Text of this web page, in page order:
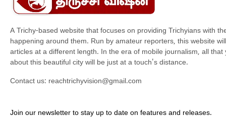
A Trichy-based website that focuses on providing Trichyians with
happening around them. Run by amateur reporters, this website
articles at a different length. In the era of mobile journalism, all that
about this beautiful city will be just at a touch's distance.
Contact us: reachtrichyvision@gmail.com
Join our newsletter to stay up to date on features and releases.